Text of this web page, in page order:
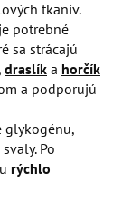
tkanív.
potrebné
sa strácajú
, draslík a horčík
a podporujú
glykogénu,
Po
rýchlo